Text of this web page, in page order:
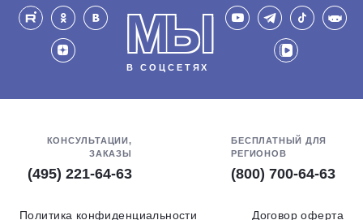
МЫ
В СОЦСЕТЯХ
КОНСУЛЬТАЦИИ,
ЗАКАЗЫ
(495) 221-64-63
БЕСПЛАТНЫЙ ДЛЯ
РЕГИОНОВ
(800) 700-64-63
Политика конфиденциальности Договор оферта